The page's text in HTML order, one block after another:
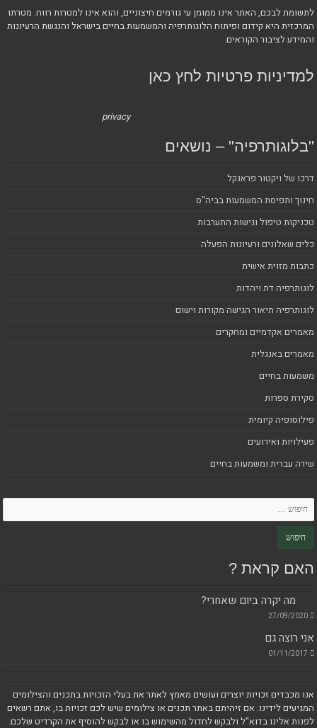
לתשומת לבכם, האתר אינו ממומן עי גורמים חיצוניים, והוא אינו למטרות רווח. מטרתו
המרכזית היא קידום ופיתוח הלוגותרפיה והמשמעות בחיים בישראל והנגשת הרעיונות
והמידע לציבור הקוראים.
למדיניות פרטיות לחץ כאן
privacy
"בלוגותרפיה" – נושאים
דרכו של ויקטור פראנקל
חינוך ותפיסת המשמעות בביה"ס
טכניקות טיפול וגישות התערבות
כלים שאלונים ורעיונות הפעלה
כתבות מזוית אישית
לוגותרפיה דת ויהדות
לוגותרפיה תיאור הגישה מקורות וישום
מאמרים אקדמיים ומחקרים
מאמרים באנגלית
משמעות בחיים
סקירת ספרות
פילוסופיה קיומית
פעילויות ואירועים
שירה עברית ומשמעות בחיים
האם קראת ?
מה יקרה ביום שאחרי?
27/09/2020
אני רוצה גם
01/11/2017
אנו מכבדים זכויות יוצרים ועושים מאמץ לאתר את בעלי הזכויות בתכנים והצילומים
המגיעים לידינו. אם זיהיתם באתר תכנים או צילומים שיש לכם זכויות בו, אתם רשאים
לפנות אלינו בדוא"ל ולבקש לחדול מהשימוש בו או לבקש להוסיף את הקרדיט שלכם.